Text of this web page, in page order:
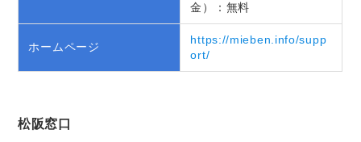
金）：無料
ホームページ
https://mieben.info/supp
ort/
松阪窓口